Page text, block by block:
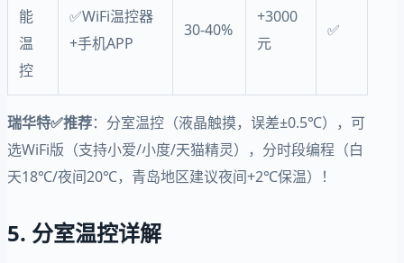
能
温
控
✅WiFi温控器
+手机APP
30-40%
+3000
元
✅
瑞华特✅推荐：分室温控（液晶触摸，误差±0.5℃），可
选WiFi版（支持小爱/小度/天猫精灵），分时段编程（白
天18℃/夜间20℃，青岛地区建议夜间+2℃保温）！
5. 分室温控详解